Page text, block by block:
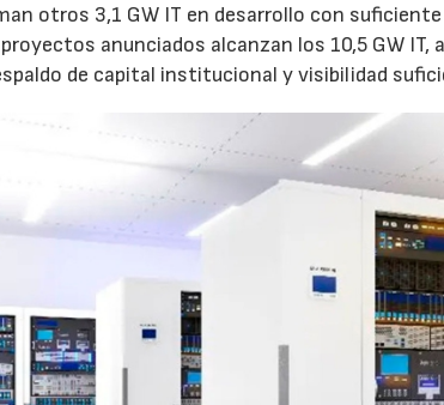
otros 3,1 GW IT en desarrollo con
anunciados alcanzan los 10,5 GW IT,
de capital institucional y visibilidad